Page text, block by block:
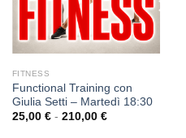
FITNESS
Functional Training con
Giulia Setti – Martedì 18:30
25,00 € - 210,00 €